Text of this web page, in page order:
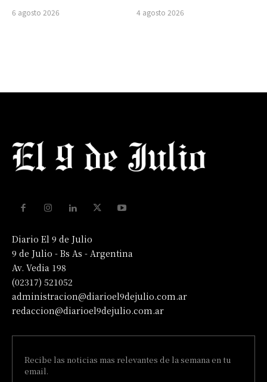
6 agosto 2026 4 agosto 2026
Diario El 9 de Julio
9 de Julio - Bs As - Argentina
Av. Vedia 198
(02317) 521052
administracion@diarioel9dejulio.com.ar
redaccion@diarioel9dejulio.com.ar
Recibe las noticias mas relevantes de la semana en tu
email.